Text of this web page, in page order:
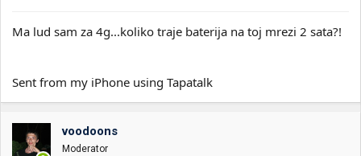
Ma lud sam za 4g...koliko traje baterija na toj mrezi 2 sata?!
Sent from my iPhone using Tapatalk
voodoons
Moderator